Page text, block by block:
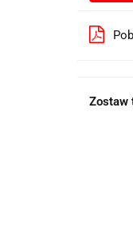
Zostaw